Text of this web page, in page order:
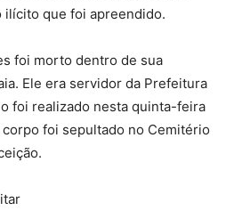
que foi apreendido.
foi morto dentro de sua
Ele era servidor da Prefeitura
foi realizado nesta quinta-feira
foi sepultado no Cemitério